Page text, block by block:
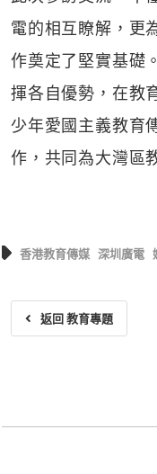
電的相互瞭解，更
作奠定了堅實基礎
揮各自優勢，在教
少年愛國主義教育
作，共同為大灣區
香港教育傳媒 深圳廣電
返回 教育專題